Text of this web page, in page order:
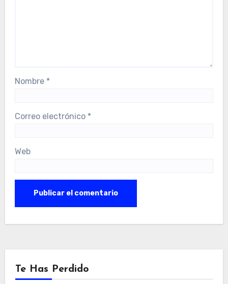
Nombre *
Correo electrónico *
Web
Te Has Perdido